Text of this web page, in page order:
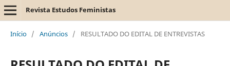
Revista Estudos Feministas
Início / Anúncios / RESULTADO DO EDITAL DE ENTREVISTAS